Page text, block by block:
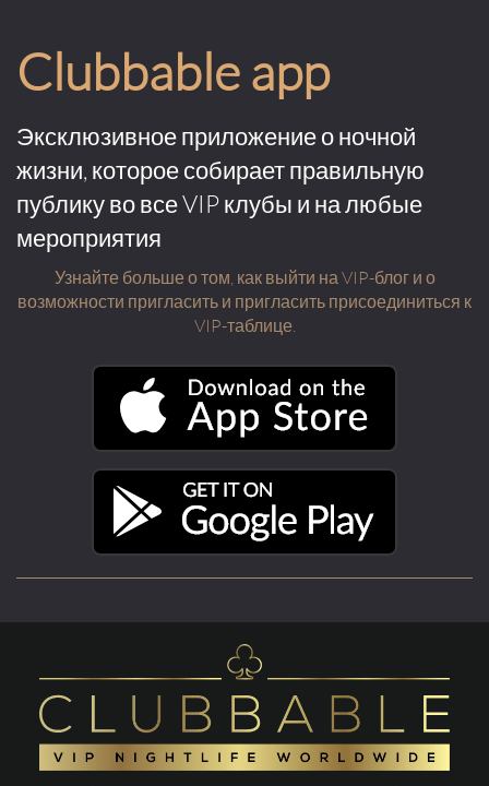
Clubbable app
Эксклюзивное приложение о ночной
жизни, которое собирает правильную
публику во все VIP клубы и на любые
мероприятия
Узнайте больше о том, как выйти на VIP-блог и о
возможности пригласить и пригласить присоединиться к
VIP-таблице.